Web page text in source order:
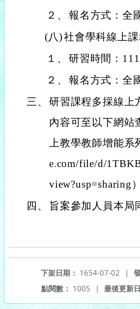
２、 報名方式：全
(八)社會學科線上
１、 研習時間：
２、 報名方式：全
三、 研習課程多採線上
內容可至以下網站
上教學教師增能系
e.com/file/d/
view?usp=sharing）
四、
旨案參加人員本局
下架日期： 1654-07-02
|
最後更新
點閱數： 1005 |